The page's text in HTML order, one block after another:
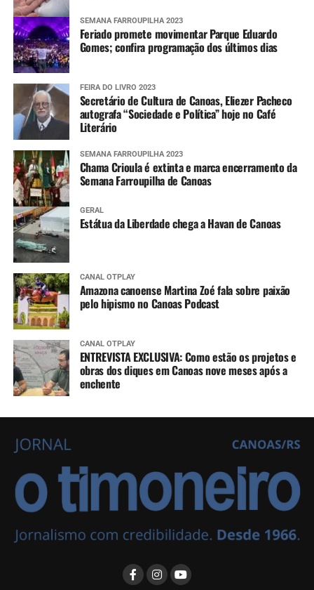
SEMANA FARROUPILHA 2023
Feriado promete movimentar Parque Eduardo
Gomes; confira programação dos últimos dias
FEIRA DO LIVRO 2023
Secretário de Cultura de Canoas, Eliezer Pacheco
autografa “Sociedade e Política” hoje no Café
Literário
SEMANA FARROUPILHA 2023
Chama Crioula é extinta e marca encerramento da
Semana Farroupilha de Canoas
GERAL
Estátua da Liberdade chega a Havan de Canoas
CANAL OTPLAY
Amazona canoense Martina Zoé fala sobre paixão
pelo hipismo no Canoas Podcast
CANAL OTPLAY
ENTREVISTA EXCLUSIVA: Como estão os projetos e
obras dos diques em Canoas nove meses após a
enchente